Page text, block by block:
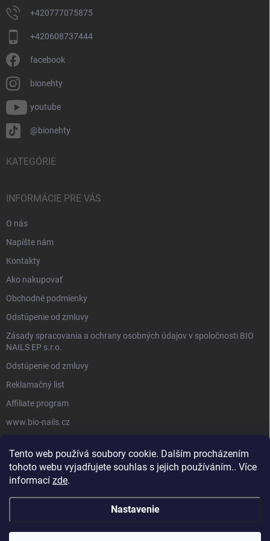
Tento web používá soubory cookie. Dalším procházením
tohoto webu vyjadřujete souhlas s jejich používáním.. Více
informací zde.
Nastavenie
+420777075875
+420608737444
facebook
bionehty
youtube
@bionehty
KATEGÓRIE
INFORMÁCIE PRE VÁS
O nás
Napíšte nám
Kontakty
Ako nakupovať
Obchodné podmienky
Odstúpenie od zmluvy
Zásady spracovania a ochrany osobných údajov v spoločnosti BIO
NAILS EP s.r.o.
Odstúpenie od zmluvy
Reklamačný list
Affiliate program
www.bio-nails.cz
FACEBOOK